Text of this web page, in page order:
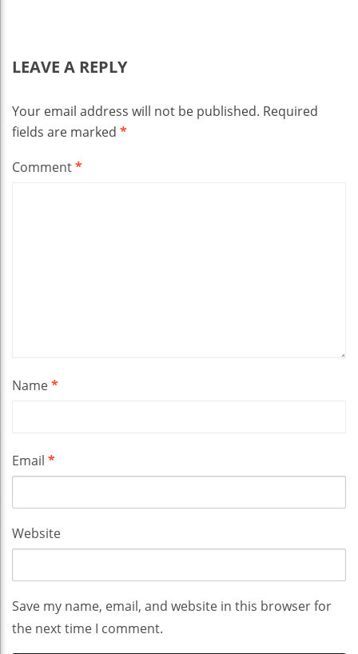
LEAVE A REPLY
Your email address will not be published. Required
fields are marked *
Comment*
Name*
Email *
Website
Save my name, email, and website in this browser for
the next time I comment.